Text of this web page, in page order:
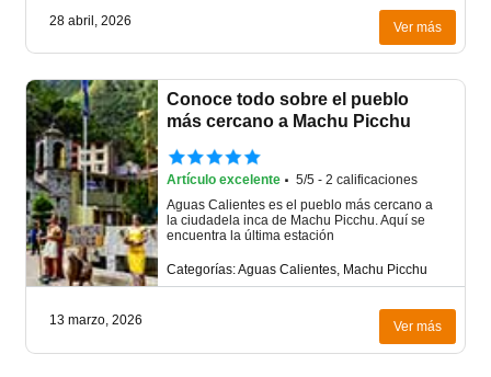
28 abril, 2026 Ver más
Conoce todo sobre el pueblo
más cercano a Machu Picchu
Artículo excelente ·5/5 - 2 calificaciones
Aguas Calientes es el pueblo más cercano a
la ciudadela inca de Machu Picchu. Aquí se
encuentra la última estación
Categorías: Aguas Calientes, Machu Picchu
13 marzo, 2026 Ver más